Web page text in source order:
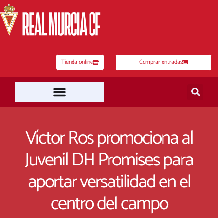
al
contenido
Tienda online Comprar entradas
Víctor Ros promociona al
Juvenil DH Promises para
aportar versatilidad en el
centro del campo